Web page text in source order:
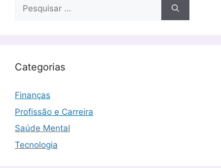
Pesquisar
Categorias
Finanças
Profissão e Carreira
Saúde Mental
Tecnologia